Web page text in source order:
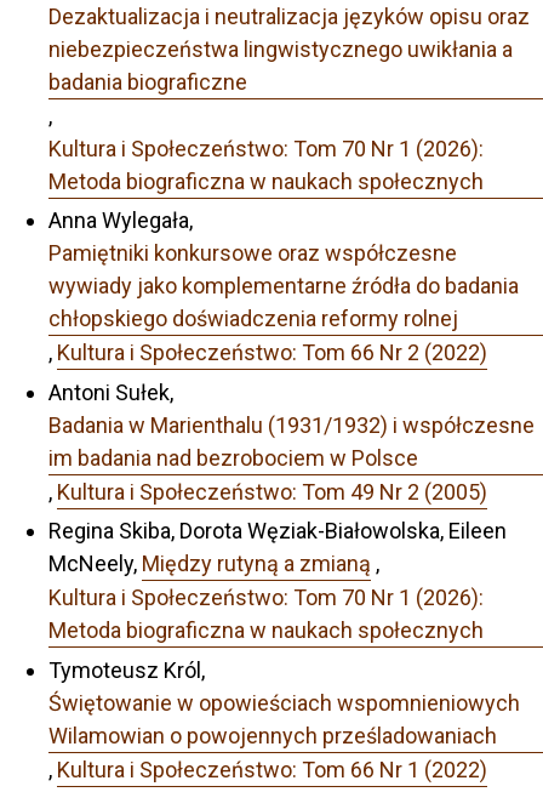
Dezaktualizacja i neutralizacja języków opisu oraz
niebezpieczeństwa lingwistycznego uwikłania a
badania biograficzne
,
Kultura i Społeczeństwo: Tom 70 Nr 1 (2026):
Metoda biograficzna w naukach społecznych
Anna Wylegała,
Pamiętniki konkursowe oraz współczesne
wywiady jako komplementarne źródła do badania
chłopskiego doświadczenia reformy rolnej
, Kultura i Społeczeństwo: Tom 66 Nr 2 (2022)
Antoni Sułek,
Badania w Marienthalu (1931/1932) i współczesne
im badania nad bezrobociem w Polsce
, Kultura i Społeczeństwo: Tom 49 Nr 2 (2005)
Regina Skiba, Dorota Węziak-Białowolska, Eileen
McNeely, Między rutyną a zmianą ,
Kultura i Społeczeństwo: Tom 70 Nr 1 (2026):
Metoda biograficzna w naukach społecznych
Tymoteusz Król,
Świętowanie w opowieściach wspomnieniowych
Wilamowian o powojennych prześladowaniach
, Kultura i Społeczeństwo: Tom 66 Nr 1 (2022)